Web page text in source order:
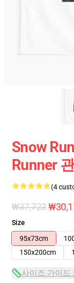
Snow
Runner
(4
₩37,723
Size
95x73cm
150x200cm
사이즈 가이드